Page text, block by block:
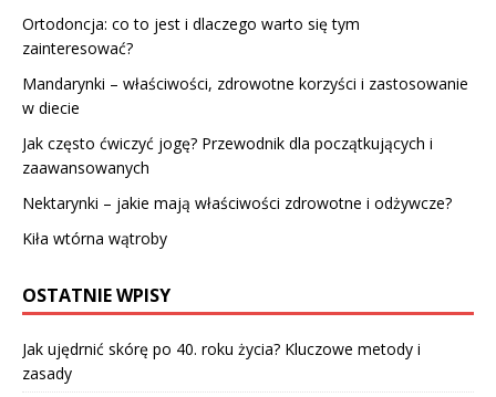
Ortodoncja: co to jest i dlaczego warto się tym
zainteresować?
Mandarynki – właściwości, zdrowotne korzyści i zastosowanie
w diecie
Jak często ćwiczyć jogę? Przewodnik dla początkujących i
zaawansowanych
Nektarynki – jakie mają właściwości zdrowotne i odżywcze?
Kiła wtórna wątroby
OSTATNIE WPISY
Jak ujędrnić skórę po 40. roku życia? Kluczowe metody i
zasady